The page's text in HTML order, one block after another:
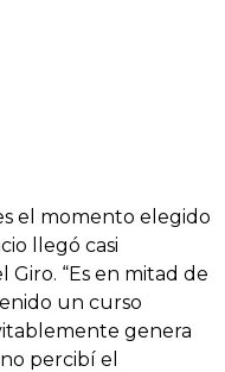
el momento elegido
llegó casi
“Es en mitad de
un curso
genera
percibí el